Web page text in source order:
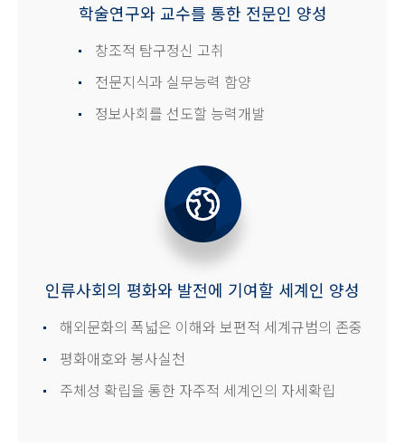
학술연구와 교수를 통한 전문인 양성
창조적 탐구정신 고취
전문지식과 실무능력 함양
정보사회를 선도할 능력개발
인류사회의 평화와 발전에 기여할 세계인 양성
해외문화의 폭넓은 이해와 보편적 세계규범의 존중
평화애호와 봉사실천
주체성 확립을 통한 자주적 세계인의 자세확립